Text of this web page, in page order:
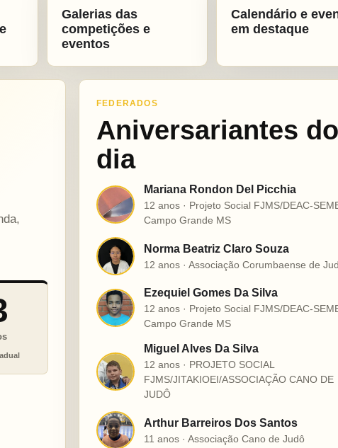
Galerias das
competições e
eventos
Calendário e
em destaque
FEDERADOS
Aniversariantes do
dia
M
Mariana Rondon Del Picchia
12 anos · Projeto Social FJMS/DEAC-
Campo Grande MS
N Norma Beatriz Claro Souza
12 anos · Associação Corumbaense de
E
Ezequiel Gomes Da Silva
12 anos · Projeto Social FJMS/DEAC-
Campo Grande MS
M
Miguel Alves Da Silva
12 anos · PROJETO SOCIAL
FJMS/JITAKIOEI/ASSOCIAÇÃO CANO DE
JUDÔ
A Arthur Barreiros Dos Santos
11 anos · Associação Cano de Judô